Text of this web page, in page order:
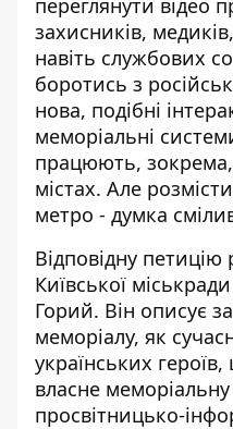
переглянути відео
захисників,
навіть службових
боротись з
нова, подібні
меморіальні
працюють,
містах. Але
метро - думка
Відповідну петицію
Київської
Горий. Він описує
меморіалу, як
українських
власне
просвітницько-